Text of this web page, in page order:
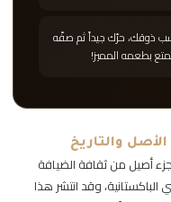
ذوقك، حرّك جيداً ثم صفّه
بطعمه المميز!
والتاريخ
أصيل من ثقافة الضيافة
وقد انتشر هذا